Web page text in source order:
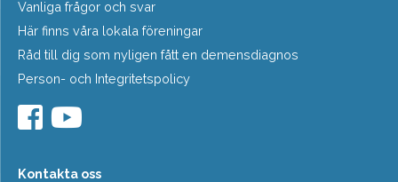
Vanliga frågor och svar
Här finns våra lokala föreningar
Råd till dig som nyligen fått en demensdiagnos
Person- och Integritetspolicy
Kontakta oss